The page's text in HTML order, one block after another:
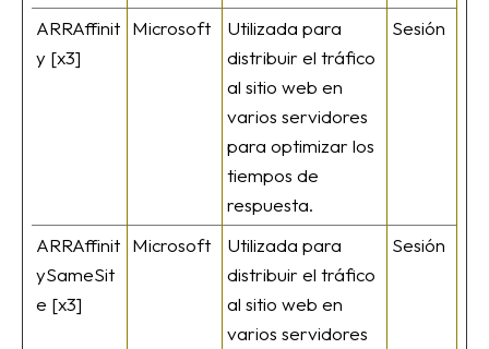
ARRAffinit
y [x3]
Microsoft
Utilizada para
distribuir el tráfico
al sitio web en
varios servidores
para optimizar los
tiempos de
respuesta.
Sesión
ARRAffinit
ySameSit
e [x3]
Microsoft
Utilizada para
distribuir el tráfico
al sitio web en
varios servidores
Sesión